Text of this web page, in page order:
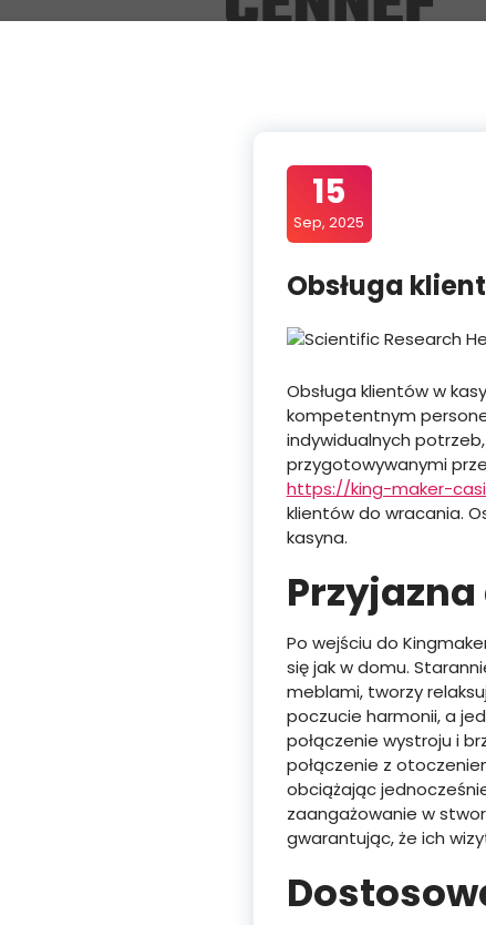
15
Sep, 2025
Obsługa
Obsługa klientów w
kompetentnym
indywidualnych
przygotowywanymi
https://king-maker-
klientów do wracania.
kasyna.
Po wejściu do
się jak w domu.
meblami, tworzy
poczucie harmonii, a
połączenie wystroju i
połączenie z
obciążając
zaangażowanie w
gwarantując, że ich